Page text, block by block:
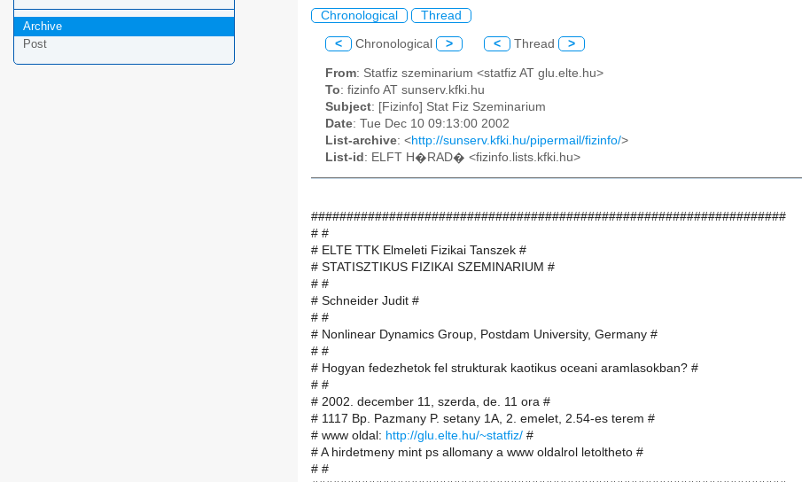
Archive
Post
Chronological Thread
< Chronological > < Thread >
From: Statfiz szeminarium <statfiz AT glu.elte.hu>
To: fizinfo AT sunserv.kfki.hu
Subject: [Fizinfo] Stat Fiz Szeminarium
Date: Tue Dec 10 09:13:00 2002
List-archive: <http://sunserv.kfki.hu/pipermail/fizinfo/>
List-id : ELFT H�RAD� <fizinfo.lists.kfki.hu>
###################################################################
# #
# ELTE TTK Elmeleti Fizikai Tanszek #
# STATISZTIKUS FIZIKAI SZEMINARIUM #
# #
# Schneider Judit #
# #
# Nonlinear Dynamics Group, Postdam University, Germany #
# #
# Hogyan fedezhetok fel strukturak kaotikus oceani aramlasokban? #
# #
# 2002. december 11, szerda, de. 11 ora #
# 1117 Bp. Pazmany P. setany 1A, 2. emelet, 2.54-es terem #
# www oldal: http://glu.elte.hu/~statfiz/ #
# A hirdetmeny mint ps allomany a www oldalrol letoltheto #
# #